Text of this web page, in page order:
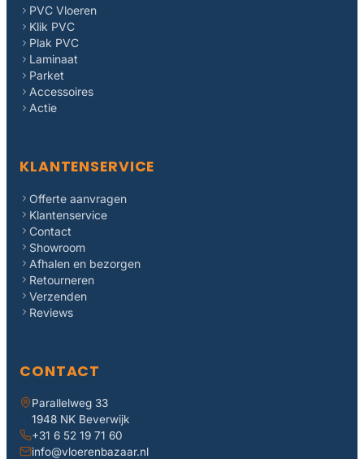
PVC Vloeren
Klik PVC
Plak PVC
Laminaat
Parket
Accessoires
Actie
KLANTENSERVICE
Offerte aanvragen
Klantenservice
Contact
Showroom
Afhalen en bezorgen
Retourneren
Verzenden
Reviews
CONTACT
Parallelweg 33
1948 NK Beverwijk
+31 6 52 19 71 60
info@vloerenbazaar.nl